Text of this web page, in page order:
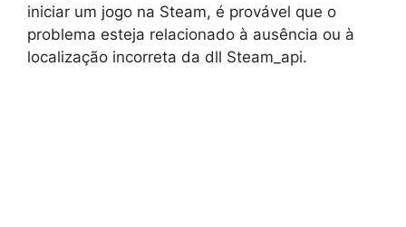
iniciar um jogo na Steam, é provável que o
problema esteja relacionado à ausência ou à
localização incorreta da dll Steam_api.